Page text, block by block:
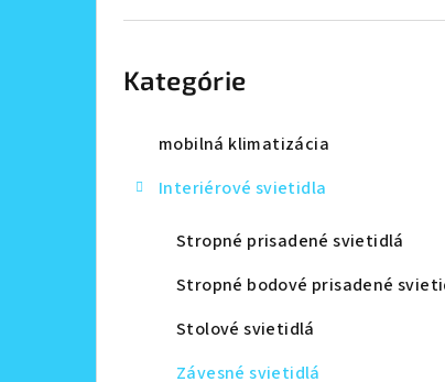
Kategórie
mobilná klimatizácia
Interiérové svietidla
Stropné prisadené svietidlá
Stropné bodové prisadené
Stolové svietidlá
Závesné svietidlá